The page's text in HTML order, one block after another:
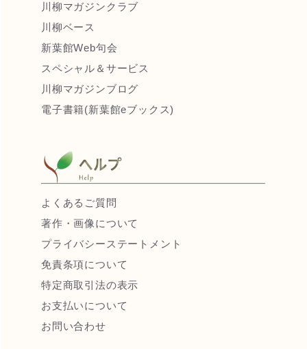
川柳マガジンクラブ
川柳ベース
新葉館Web句会
スペシャル＆サービス
川柳マガジンブログ
電子書籍(新葉館eブックス)
よくあるご質問
著作・画像について
プライバシーステートメント
免責条項について
特定商取引法の表示
お支払いについて
お問い合わせ